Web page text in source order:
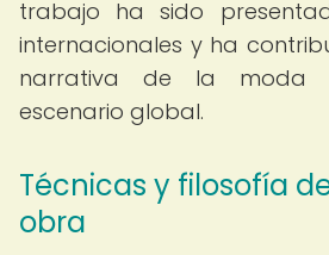
trabajo ha sido
internacionales y ha
narrativa de la moda
escenario global.
Técnicas y filosofía
obra